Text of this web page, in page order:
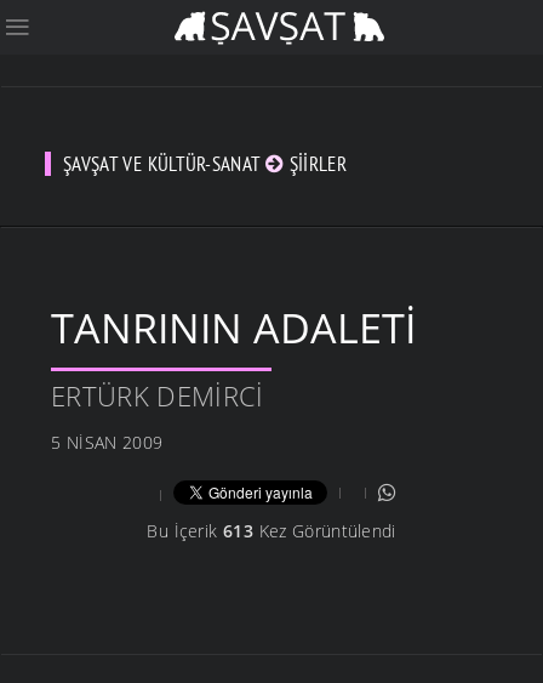
ŞAVŞAT VE KÜLTÜR-SANAT ŞIIRLER
TANRININ ADALETI
ERTÜRK DEMIRCI
5 NISAN 2009
Bu İçerik 613Kez Görüntülendi